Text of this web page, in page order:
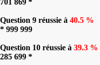
701 869 *
Question 9 réussie à 40.5 %
* 999 999
Question 10 réussie à 39.3 %
285 699 *